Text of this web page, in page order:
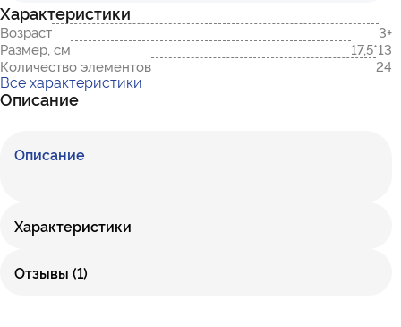
Характеристики
Возраст
3+
Размер, см
17,5*13
Количество элементов
24
Все характеристики
Описание
Описание
Характеристики
Отзывы (1)